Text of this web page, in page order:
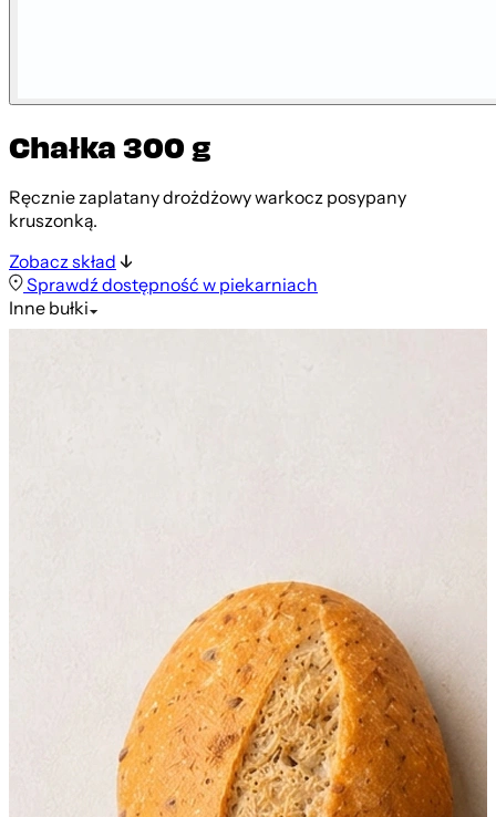
Chałka 300 g
Ręcznie zaplatany drożdżowy warkocz posypany
kruszonką.
Zobacz skład
Sprawdź dostępność w piekarniach
Innebułki